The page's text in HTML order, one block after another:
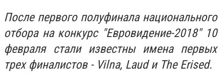
После первого полуфинала национального
отбора на конкурс "Евровидение-2018" 10
февраля стали известны имена первых
трех финалистов - Vilna, Laud и The Erised.